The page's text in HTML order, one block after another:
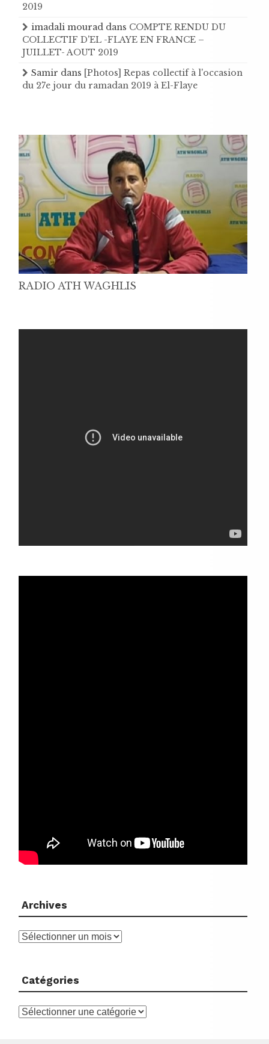
2019
imadali mourad dans COMPTE RENDU DU
COLLECTIF D'EL -FLAYE EN FRANCE –
JUILLET- AOUT 2019
Samir dans [Photos] Repas collectif à l'occasion
du 27e jour du ramadan 2019 à El-Flaye
RADIO ATH WAGHLIS
Archives
Archives
Catégories
Catégories